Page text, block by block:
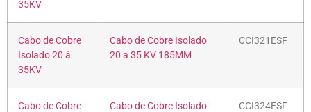
35KV
Cabo de Cobre
Isolado 20 á
35KV
Cabo de Cobre Isolado
20 a 35 KV 185MM
CCI321ESF
Cabo de Cobre
Cabo de Cobre Isolado
CCI324ESF